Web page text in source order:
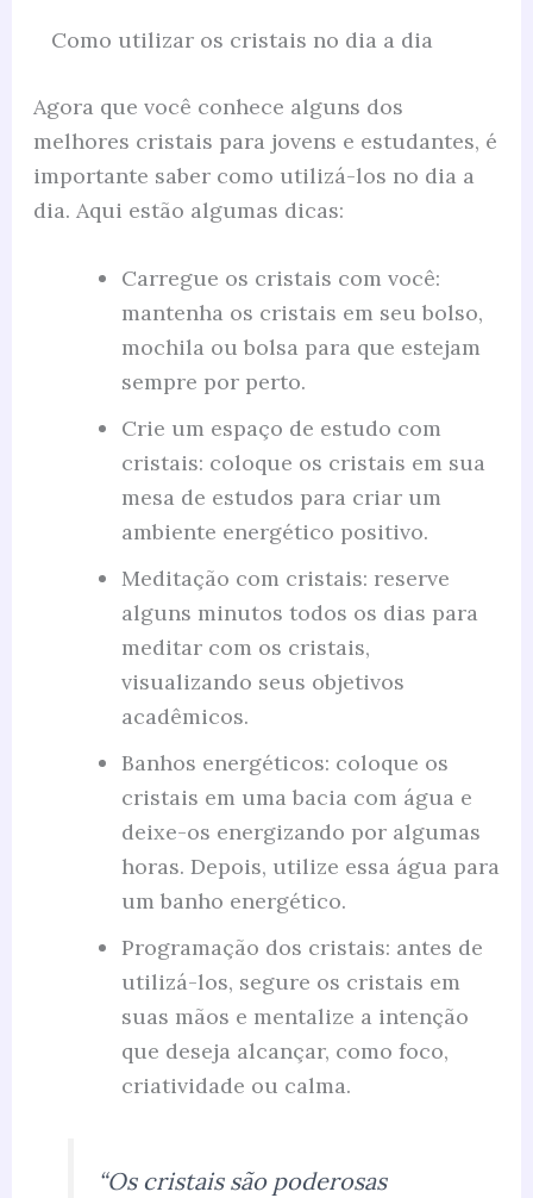
Como utilizar os cristais no dia a dia
Agora que você conhece alguns dos
melhores cristais para jovens e estudantes, é
importante saber como utilizá-los no dia a
dia. Aqui estão algumas dicas:
Carregue os cristais com você:
mantenha os cristais em seu bolso,
mochila ou bolsa para que estejam
sempre por perto.
Crie um espaço de estudo com
cristais: coloque os cristais em sua
mesa de estudos para criar um
ambiente energético positivo.
Meditação com cristais: reserve
alguns minutos todos os dias para
meditar com os cristais,
visualizando seus objetivos
acadêmicos.
Banhos energéticos: coloque os
cristais em uma bacia com água e
deixe-os energizando por algumas
horas. Depois, utilize essa água para
um banho energético.
Programação dos cristais: antes de
utilizá-los, segure os cristais em
suas mãos e mentalize a intenção
que deseja alcançar, como foco,
criatividade ou calma.
“Os cristais são poderosas